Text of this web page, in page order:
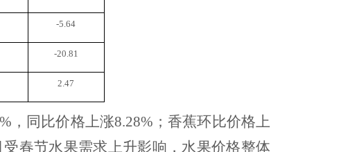
-5.64
-20.81
2.47
，同比价格上涨8.28%；香蕉环比价格上
春节水果需求上升影响，水果价格整体